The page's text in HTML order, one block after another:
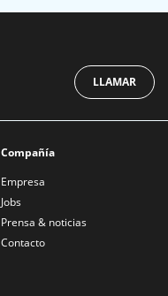
LLAMAR
Compañía
Empresa
Jobs
Prensa & noticias
Contacto